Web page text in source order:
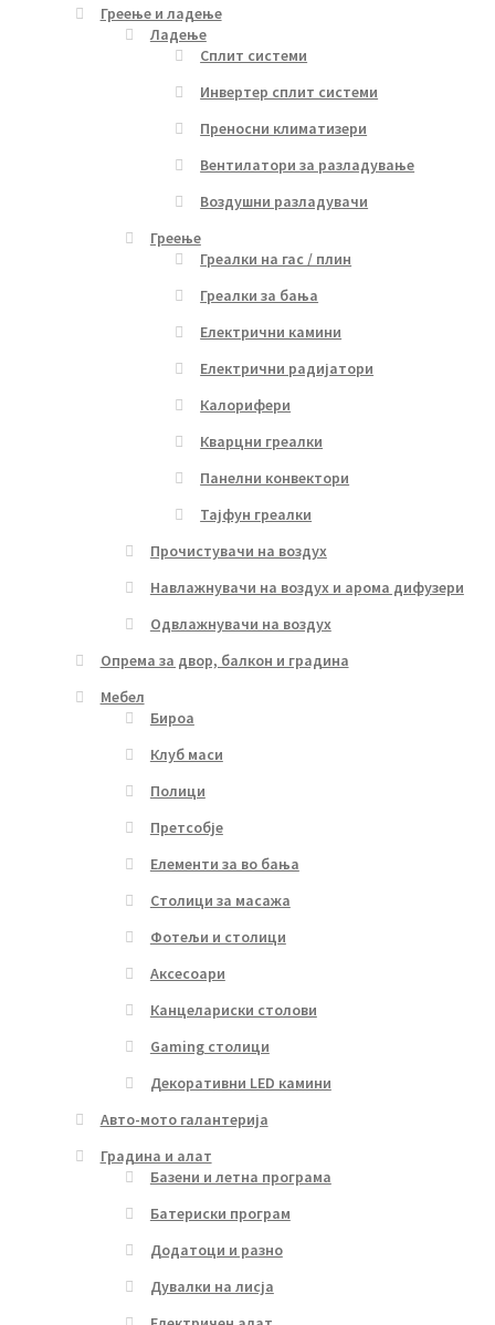
Греење и ладење
Ладење
Сплит системи
Инвертер сплит системи
Преносни климатизери
Вентилатори за разладување
Воздушни разладувачи
Греење
Греалки на гас / плин
Греалки за бања
Електрични камини
Електрични радијатори
Калорифери
Кварцни греалки
Панелни конвектори
Тајфун греалки
Прочистувачи на воздух
Навлажнувачи на воздух и арома дифузери
Одвлажнувачи на воздух
Опрема за двор, балкон и градина
Мебел
Бироа
Клуб маси
Полици
Претсобје
Елементи за во бања
Столици за масажа
Фотељи и столици
Аксесоари
Канцелариски столови
Gaming столици
Декоративни LED камини
Авто-мото галантерија
Градина и алат
Базени и летна програма
Батериски програм
Додатоци и разно
Дувалки на лисја